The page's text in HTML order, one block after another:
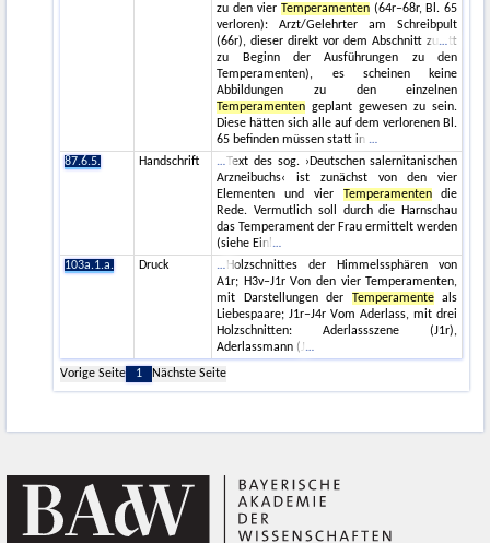
zu den vier Temperamenten(64r–68r, Bl. 65
verloren): Arzt/Gelehrter am Schreibpult
(66r), dieser direkt vor dem Abschnitt zu
tt
zu Beginn der Ausführungen zu den
Temperamenten), es scheinen keine
Abbildungen zu den einzelnen
Temperamenten geplant gewesen zu sein.
Diese hätten sich alle auf dem verlorenen Bl.
65 befinden müssen statt in
87.6.5.
Handschrift
Text des sog. ›Deutschen salernitanischen
Arzneibuchs‹ ist zunächst von den vier
Elementen und vier Temperamentendie
Rede. Vermutlich soll durch die Harnschau
das Temperament der Frau ermittelt werden
(siehe Einl
103a.1.a.
Druck
Holzschnittes der Himmelssphären von
A1r; H3v–J1r Von den vier Temperamenten,
mit Darstellungen der Temperamenteals
Liebespaare; J1r–J4r Vom Aderlass, mit drei
Holzschnitten: Aderlassszene (J1r),
Aderlassmann (J
Vorige Seite
1 Nächste Seite